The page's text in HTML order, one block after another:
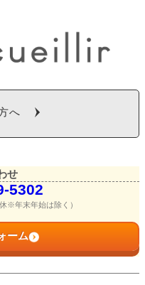
へ
せ
5302
※年末年始は除く）
ーム